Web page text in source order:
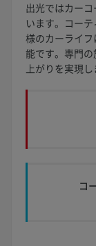
出光ではカー
います。コー
様のカーライ
能です。専門
上がりを実現し
コ